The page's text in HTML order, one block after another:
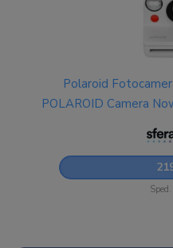
Polaroid
POLAROID Camera